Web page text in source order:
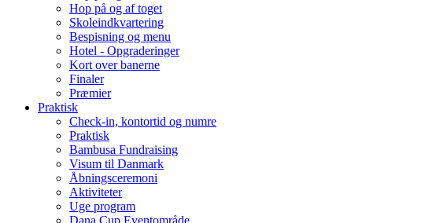
Hop på og af toget
Skoleindkvartering
Bespisning og menu
Hotel - Opgraderinger
Kort over banerne
Finaler
Præmier
Praktisk
Check-in, kontortid og numre
Praktisk
Bambusa Fundraising
Visum til Danmark
Åbningsceremoni
Aktiviteter
Uge program
Dana Cup Eventområde